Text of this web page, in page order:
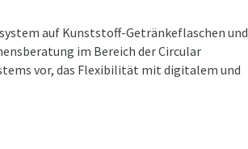
auf Kunststoff-Getränkeflaschen und
im Bereich der Circular
vor, das Flexibilität mit digitalem und